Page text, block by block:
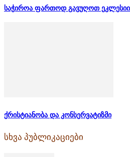
საჭიროა ფართოდ გავუღოთ
ქრისტიანობა და კონსერვატიზმი
სხვა პუბლიკაციები